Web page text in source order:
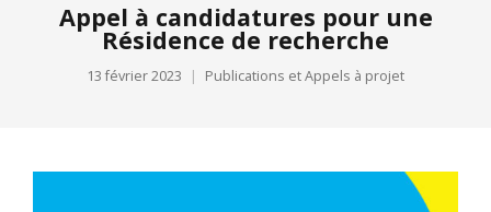
Appel à candidatures pour une
Résidence de recherche
13 février 2023 Publications et Appels à projet